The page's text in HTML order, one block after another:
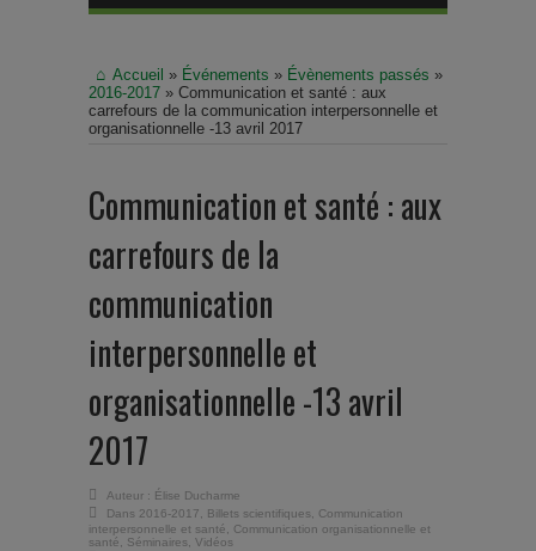
Accueil » Événements » Évènements passés »
2016-2017 » Communication et santé : aux
carrefours de la communication interpersonnelle et
organisationnelle -13 avril 2017
Communication et santé : aux
carrefours de la
communication
interpersonnelle et
organisationnelle -13 avril
2017
Auteur : Élise Ducharme
Dans 2016-2017 Billets scientifiques
Communication
interpersonnelle et santé
Communication organisationnelle et
santé
Séminaires Vidéos